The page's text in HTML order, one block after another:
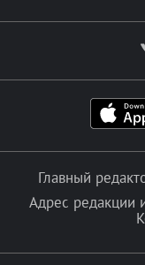
Главный
Адрес редакции